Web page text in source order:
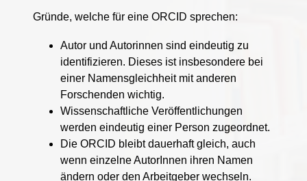
Gründe, welche für eine ORCID sprechen:
Autor und Autorinnen sind eindeutig zu
identifizieren. Dieses ist insbesondere bei
einer Namensgleichheit mit anderen
Forschenden wichtig.
Wissenschaftliche Veröffentlichungen
werden eindeutig einer Person zugeordnet.
Die ORCID bleibt dauerhaft gleich, auch
wenn einzelne AutorInnen ihren Namen
ändern oder den Arbeitgeber wechseln.